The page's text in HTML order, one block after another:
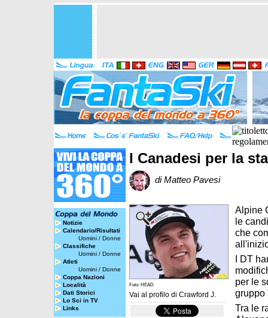
Notizie
Calendario/Risultati
Uomini / Donne
Classifiche
Uomini / Donne
Atleti
Uomini / Donne
Coppa Nazioni
Località
Dati Storici
Lo Sci in TV
Links
I Canadesi per la
di Matteo Pavesi
Foto: HEAD
Vai al profilo di Crawford J.
Alpine
le
che
I DT
per le
gruppo
Tra le